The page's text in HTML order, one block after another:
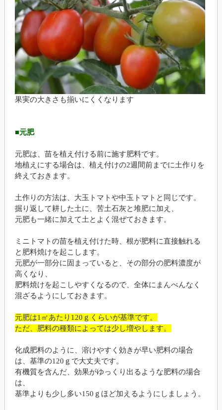
果実の大きさも揃いにくくなります
■元肥
元肥は、苗を植え付ける前に施す肥料です。
地植えにする場合は、植え付けの2週間前までに土作りを
終えておきます。
土作りの方法は、大玉トマトや中玉トマトと同じです。
掘り返して耕した土に、苦土石灰と堆肥に加え、
元肥も一緒に加えて土とよく混ぜておきます。
ミニトマトの苗を植え付けた時、根が肥料に直接触れる
と肥料焼けを起こします。
元肥が一部分に固まっていると、その部分の肥料濃度が
高くなり、
肥料焼けを起こしやすくなるので、全体にまんべんなく
混ざるようにしておきます。
元肥は1㎡あたり120ｇくらいが基準です。
ただ、肥料の種類によっては少し増やします。
化成肥料のように、溶けやすく効きが早い肥料の場合
は、基準の120ｇで大丈夫です。
有機質を含んだ、効果がゆっくり出るような肥料の場合
は、
基準よりも少し多い150ｇほど加えるようにしましょう。